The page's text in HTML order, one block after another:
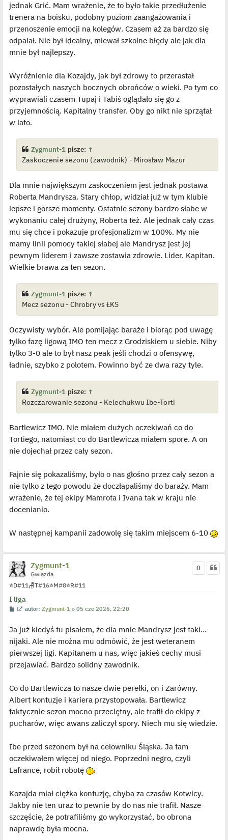
jednak Grić. Mam wrażenie, że to było takie przedłużenie
trenera na boisku, podobny poziom zaangażowania i
przenoszenie emocji na kolegów. Czasem aż za bardzo się
odpalał. Nie był idealny, miewał szkolne błędy ale jak dla
mnie był najlepszy.
Wyróżnienie dla Kozajdy, jak był zdrowy to przerastał
pozostałych naszych bocznych obrońców o wieki. Po tym co
wyprawiali czasem Tupaj i Tabiś oglądało się go z
przyjemnością. Kapitalny transfer. Oby go nikt nie sprzątał
w lato.
Zygmunt-1 pisze: ↑
Zaskoczenie sezonu (zawodnik) - Mirosław Mazur
Dla mnie największym zaskoczeniem jest jednak postawa
Roberta Mandrysza. Stary chłop, widział już w tym klubie
lepsze i gorsze momenty. Ostatnie sezony bardzo słabe w
wykonaniu całej drużyny, Roberta też. Ale jednak cały czas
mu się chce i pokazuje profesjonalizm w 100%. My nie
mamy linii pomocy takiej słabej ale Mandrysz jest jej
pewnym liderem i zawsze zostawia zdrowie. Lider. Kapitan.
Wielkie brawa za ten sezon.
Zygmunt-1 pisze: ↑
Mecz sezonu - Chrobry vs ŁKS
Oczywisty wybór. Ale pomijając baraże i biorąc pod uwagę
tylko fazę ligową IMO ten mecz z Grodziskiem u siebie. Niby
tylko 3-0 ale to był nasz peak jeśli chodzi o ofensywę,
ładnie, szybko z polotem. Powinno być ze dwa razy tyle.
Zygmunt-1 pisze: ↑
Rozczarowanie sezonu - Kelechukwu Ibe-Torti
Bartlewicz IMO. Nie miałem dużych oczekiwań co do
Tortiego, natomiast co do Bartlewicza miałem spore. A on
nie dojechał przez cały sezon.
Fajnie się pokazaliśmy, było o nas głośno przez cały sezon a
nie tylko z tego powodu że doczłapaliśmy do baraży. Mam
wrażenie, że tej ekipy Mamrota i Ivana tak w kraju nie
docenianio.
W następnej kampanii zadowolę się takim miejscem 6-10
Zygmunt-1
Gwiazda
⭐D#11 🪑T#16⭐M#8⭐R#11
I liga
0
P
t
W
w
i
e
l
p
o
d
n
z
y
p
t
autor:Zygmunt-1 »05 cze 2026, 22:20
Ja już kiedyś tu pisałem, że dla mnie Mandrysz jest taki...
nijaki. Ale nie można mu odmówić, że jest weteranem
pierwszej ligi. Kapitanem u nas, więc jakieś cechy musi
przejawiać. Bardzo solidny zawodnik.
Co do Bartlewicza to nasze dwie perełki, on i Zarówny.
Albert kontuzje i kariera przystopowała. Bartlewicz
faktycznie sezon mocno przeciętny, ale trafił do ekipy z
pucharów, więc awans zaliczył spory. Niech mu się wiedzie.
Ibe przed sezonem był na celowniku Śląska. Ja tam
oczekiwałem więcej od niego. Poprzedni negro, czyli
Lafrance, robił robotę
Kozajda miał ciężka kontuzję, chyba za czasów Kotwicy.
Jakby nie ten uraz to pewnie by do nas nie trafił. Nasze
szczęście, że potrafiliśmy go wykorzystać, bo obrona
naprawdę była mocna.